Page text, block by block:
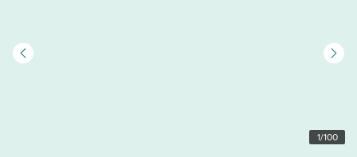
1/100